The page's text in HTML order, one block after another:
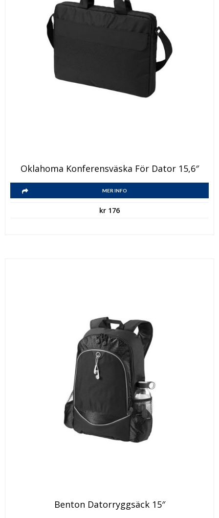
Oklahoma Konferensväska För Dator 15,6″
MER INFO
kr 176
Den
här
Benton Datorryggsäck 15″